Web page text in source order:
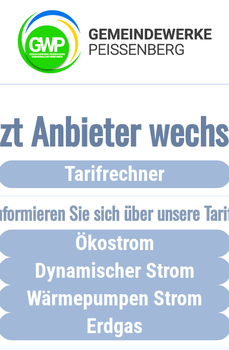
Anbieter
Tarifrechner
Sie sich über unsere
Ökostrom
Dynamischer Strom
Wärmepumpen Strom
Erdgas